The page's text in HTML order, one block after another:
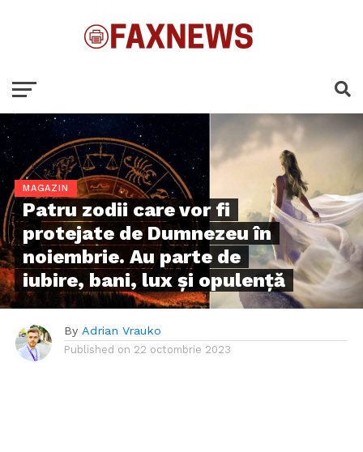
MAGAZIN
Patru zodii care vor fi
protejate de Dumnezeu în
noiembrie. Au parte de
iubire, bani, lux și opulență
By Adrian Vrauko
Published on 22 octombrie 2023